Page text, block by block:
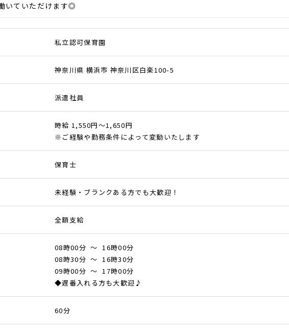
いていただけます◎
私立認可保育園
神奈川県 横浜市 神奈川区白楽100-5
派遣社員
時給 1,550円～1,650円
※ご経験や勤務条件によって変動いたします
保育士
未経験・ブランクある方でも大歓迎！
全額支給
08時00分 ～ 16時00分
08時30分 ～ 16時30分
09時00分 ～ 17時00分
◆遅番入れる方も大歓迎♪
60分